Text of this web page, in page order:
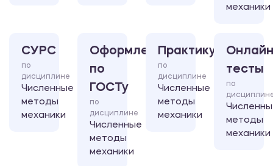
механики
СУРС
по
дисциплине
Численные
методы
механики
Оформление
по
ГОСТу
по
дисциплине
Численные
методы
механики
Практикум
по
дисциплине
Численные
методы
механики
тесты
по
методы
механики